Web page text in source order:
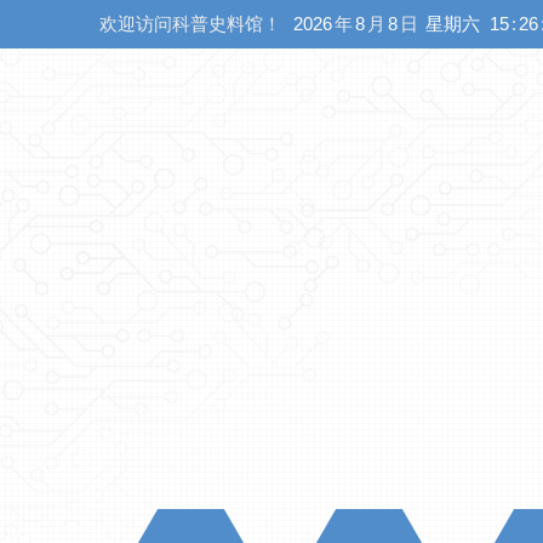
欢迎访问科普史料馆！ 2026年8 月 8 日 星期六 15: 26